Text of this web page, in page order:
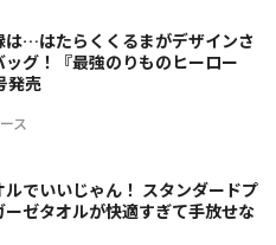
ス
は…はたらくくるまがデザインさ
グ！『最強のりものヒーロー
発売
でいいじゃん！ スタンダードプ
ーゼタオルが快適すぎて手放せな